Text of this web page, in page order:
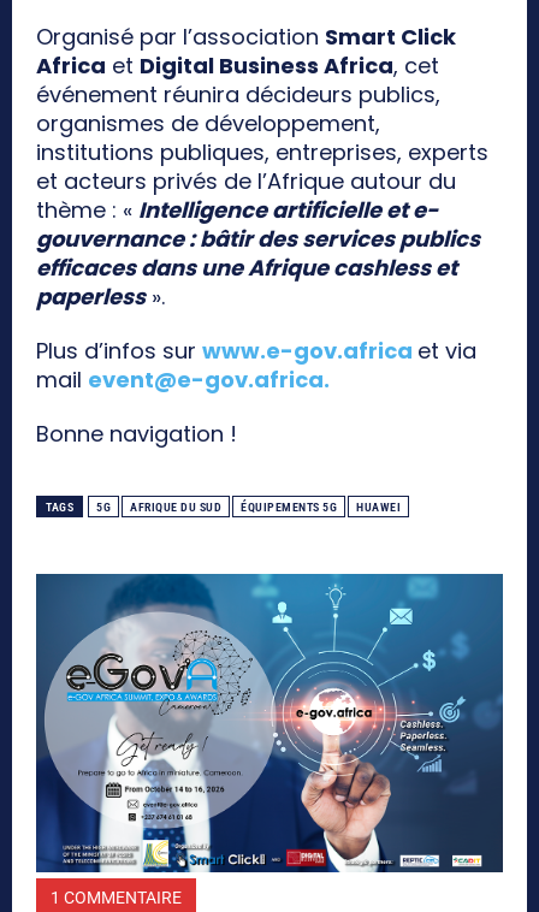
Organisé par l’association Smart Click
Africa et Digital Business Africa, cet
événement réunira décideurs publics,
organismes de développement,
institutions publiques, entreprises, experts
et acteurs privés de l’Afrique autour du
thème : « Intelligence artificielle et e-
gouvernance : bâtir des services publics
efficaces dans une Afrique cashless et
paperless».
Plus d’infos sur www.e-gov.africa et via
mail event@e-gov.africa.
Bonne navigation !
TAGS 5G AFRIQUE DU SUD ÉQUIPEMENTS 5G HUAWEI
1 COMMENTAIRE